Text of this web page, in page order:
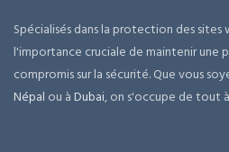
Spécialisés dans la protection des
l'importance cruciale de maintenir une
compromis sur la sécurité. Que vous
Népal ou àDubai, on s'occupe de tout